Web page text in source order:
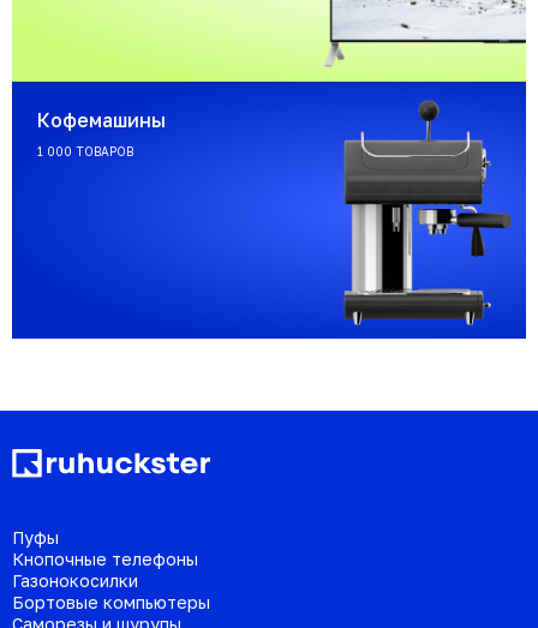
Кофемашины
1 000 ТОВАРОВ
Пуфы
Кнопочные телефоны
Газонокосилки
Бортовые компьютеры